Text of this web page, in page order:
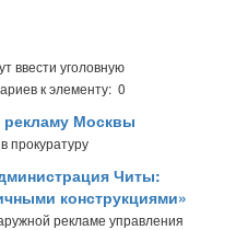
ввести уголовную
к элементу: 0
рекламу Москвы
прокуратуру
Читы:
конструкциями»
рекламе управления